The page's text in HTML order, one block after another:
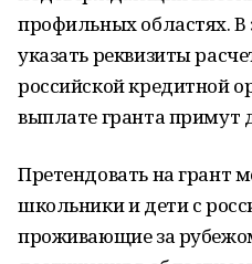
профильных областях.
указать реквизиты
российской кредитной
выплате гранта примут
Претендовать на грант
школьники и дети с
проживающие за